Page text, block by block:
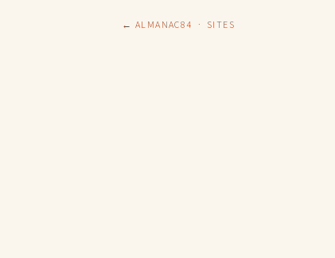
← ALMANAC84 · SITES